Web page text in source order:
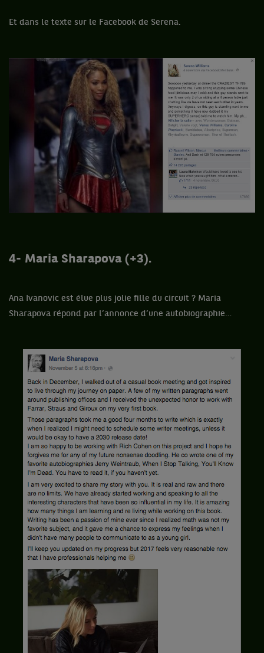
Et dans le texte sur le Facebook de Serena.
4- Maria Sharapova (+3).
Ana Ivanovic est élue plus jolie fille du circuit ? Maria
Sharapova répond par l’annonce d’une autobiographie…